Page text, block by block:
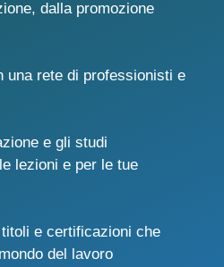
dalla promozione
una rete di professionisti e
e gli studi
lezioni e per le tue
e certificazioni che
del lavoro